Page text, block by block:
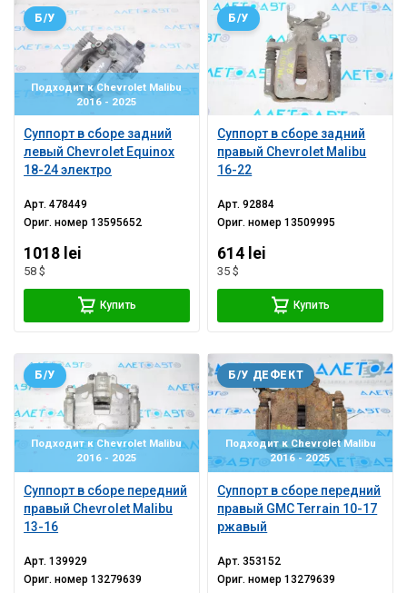
Подходит к Chevrolet Malibu
2016 - 2025
Суппорт в сборе задний
левый Chevrolet Equinox
18-24 электро
Б/У
Арт.478449
Ориг. номер13595652
1018 lei
58 $
Купить
Суппорт в сборе задний
правый Chevrolet Malibu
16-22
Б/У
Арт.92884
Ориг. номер13509995
614 lei
35 $
Купить
Подходит к Chevrolet Malibu
2016 - 2025
Суппорт в сборе передний
правый Chevrolet Malibu
13-16
Б/У
Арт.139929
Ориг. номер13279639
Подходит к Chevrolet Malibu
2016 - 2025
Суппорт в сборе передний
правый GMC Terrain 10-17
ржавый
Б/У ДЕФЕКТ
Арт.353152
Ориг. номер13279639